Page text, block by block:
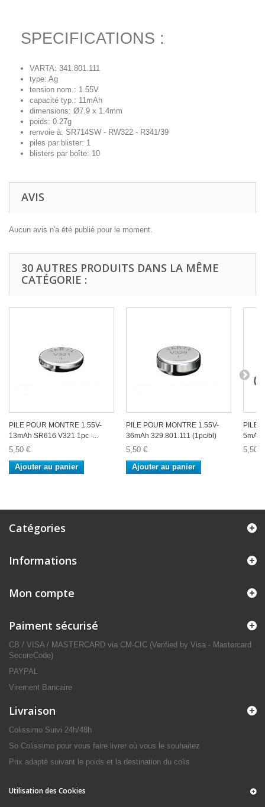
SPECIFICATIONS :
VARTA: 341.801.111
type: Ag
tension nom.: 1.55V
capacité typ.: 11mAh
dimensions: Ø7.9 x 1.4mm
poids: 0.27g
renvoie à: SR714SW - RW322 - R341/39
piles par blister: 1
blisters par boîte: 10
AVIS
Aucun avis n'a été publié pour le moment.
30 AUTRES PRODUITS DANS LA MÊME
CATÉGORIE :
PILE POUR MONTRE 1.55V-
13mAh SR616 V321 1pc -...
5,50 €
Ajouter au panier
PILE POUR MONTRE 1.55V-
36mAh 329.801.111 (1pc/bl)
5,50 €
Ajouter au panier
PILE
5mAh
5,50 €
Catégories
Informations
Mon compte
Paiment sécurisé
CB / VISA / MASTERCARD via CM-CIC (Verified by Visa - Mastercard
SecureCode)
PAYPAL
Virement Bancaire
Livraison
Colissimo Suivi 24h/48h
So Colissimo pour vous faire livrer où vous le souhaitez
Prix adapté suivant le poids et la destination du colis
Utilisation des Cookies